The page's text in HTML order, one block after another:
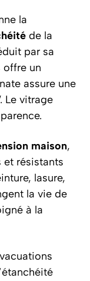
la
de la
par sa
offre un
assure une
Le vitrage
maison,
et résistants
lasure,
la vie de
à la